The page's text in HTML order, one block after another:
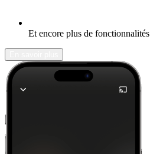
Et encore plus de fonctionnalités